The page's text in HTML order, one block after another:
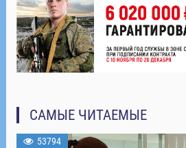
САМЫЕ ЧИТАЕМЫЕ
53794